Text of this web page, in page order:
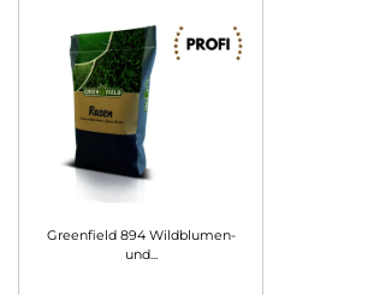
Greenfield 894 Wildblumen-
und...